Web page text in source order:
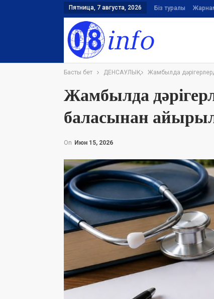
Пятница, 7 августа, 2026 Біз туралы
Басты бет ДЕНСАУЛЫҚ Жамбылда
Жамбылда
баласынан
On Июн 15, 2026